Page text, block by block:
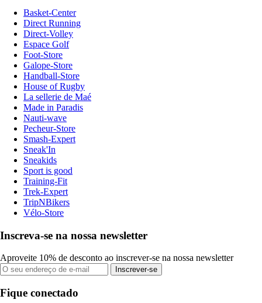
Basket-Center
Direct Running
Direct-Volley
Espace Golf
Foot-Store
Galope-Store
Handball-Store
House of Rugby
La sellerie de Maé
Made in Paradis
Nauti-wave
Pecheur-Store
Smash-Expert
Sneak'In
Sneakids
Sport is good
Training-Fit
Trek-Expert
TripNBikers
Vélo-Store
Inscreva-se na nossa newsletter
Aproveite 10% de desconto ao inscrever-se na nossa newsletter
Inscrever-se
Fique conectado